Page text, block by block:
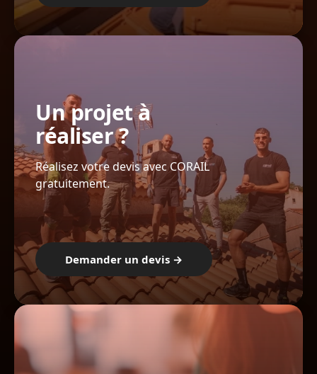
Un projet à
réaliser ?
Réalisez votre devis avec CORAIL
gratuitement.
Demander un devis →